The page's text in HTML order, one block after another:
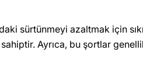
sürtünmeyi azaltmak için
Ayrıca, bu şortlar